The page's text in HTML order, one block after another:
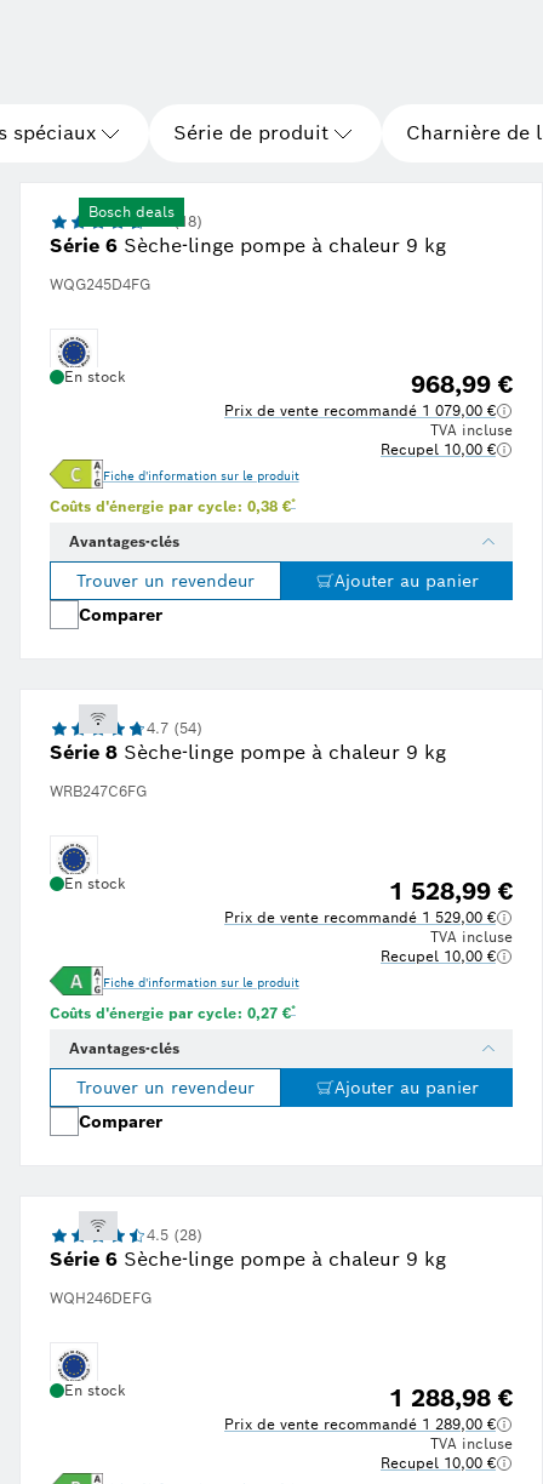
spéciaux Série de produit Charnière de
2024, et basée sur la consommation moyenne d'énergie telle qu'indiquée sur l'étiquette
prix de l'énergie de 0,34 € par kWh, tiré de la plateforme de recherche indépendante
Série 6 Sèche-linge pompe à chaleur 9 kg
WQG245D4FG
4.6 (18)
Bosch deals
En stock 968,99 €
Prix de vente recommandé 1 079,00 €
TVA incluse
Recupel 10,00 €
Fiche d'information sur le produit
Coûts d'énergie par cycle: 0,38 €Note de bas de page * : Estimation basée
*
Avantages-clés
Trouver un revendeur
Ajouter au panier
Comparer
2024, et basée sur la consommation moyenne d'énergie telle qu'indiquée sur l'étiquette
prix de l'énergie de 0,34 € par kWh, tiré de la plateforme de recherche indépendante
Série 8 Sèche-linge pompe à chaleur 9 kg
WRB247C6FG
4.7 (54)
En stock 1 528,99 €
Prix de vente recommandé 1 529,00 €
TVA incluse
Recupel 10,00 €
Fiche d'information sur le produit
Coûts d'énergie par cycle: 0,27 €Note de bas de page * : Estimation basée
*
Avantages-clés
Trouver un revendeur
Ajouter au panier
Comparer
Série 6 Sèche-linge pompe à chaleur 9 kg
WQH246DEFG
4.5 (28)
En stock 1 288,98 €
Prix de vente recommandé 1 289,00 €
TVA incluse
Recupel 10,00 €